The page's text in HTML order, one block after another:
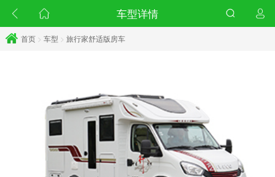
车型详情
首页 > 车型 > 旅行家舒适版房车